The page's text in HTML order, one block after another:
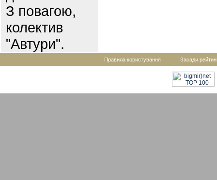
З повагою,
колектив
"Автури".
Правила користування Засади